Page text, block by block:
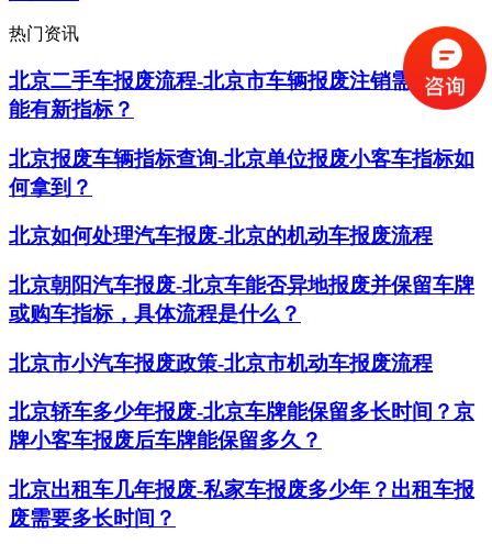
热门资讯
北京二手车报废流程-北京市车辆报废注销需要多久
能有新指标？
北京报废车辆指标查询-北京单位报废小客车指标如
何拿到？
北京如何处理汽车报废-北京的机动车报废流程
北京朝阳汽车报废-北京车能否异地报废并保留车牌
或购车指标，具体流程是什么？
北京市小汽车报废政策-北京市机动车报废流程
北京轿车多少年报废-北京车牌能保留多长时间？京
牌小客车报废后车牌能保留多久？
​北京出租车几年报废-私家车报废多少年？出租车报
废需要多长时间？